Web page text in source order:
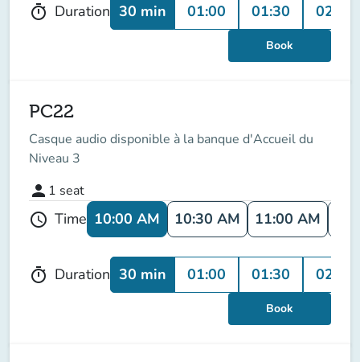
timer Duration 30 min 01:00 01:30 02:00
Book
PC22
Casque audio disponible à la banque d'Accueil du
Niveau 3
person 1 seat
schedule Time 10:00 AM 10:30 AM 11:00 AM
timer Duration 30 min 01:00 01:30 02:00
Book